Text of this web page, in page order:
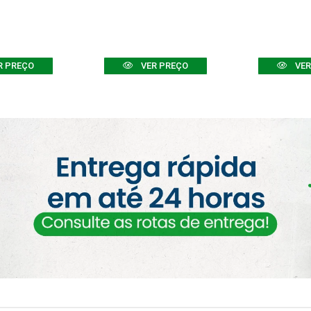
PREÇO VER PREÇO